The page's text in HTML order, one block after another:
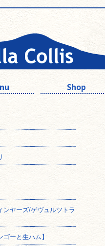
Shop
ンヤーズ/ゲヴュルツトラ
ゴーと生ハム】